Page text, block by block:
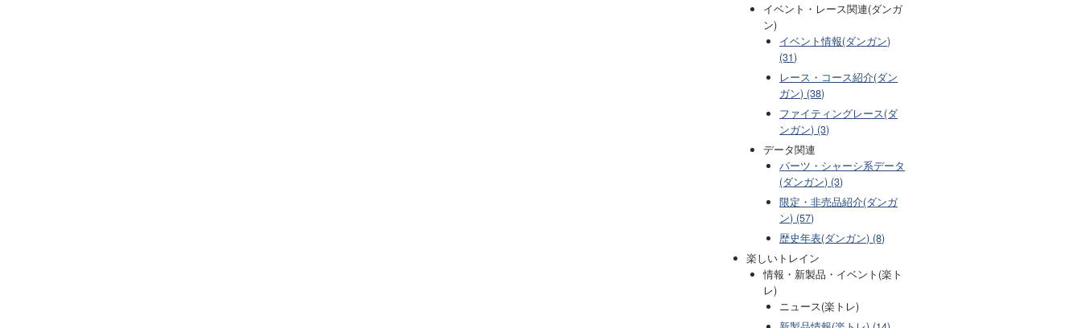
イベント・レース関連(ダンガ
ン)
イベント情報(ダンガン)
(31)
レース・コース紹介(ダン
ガン) (38)
ファイティングレース(ダ
ンガン) (3)
データ関連
パーツ・シャーシ系データ
(ダンガン) (3)
限定・非売品紹介(ダンガ
ン) (57)
歴史年表(ダンガン) (8)
楽しいトレイン
情報・新製品・イベント(楽ト
レ)
ニュース(楽トレ)